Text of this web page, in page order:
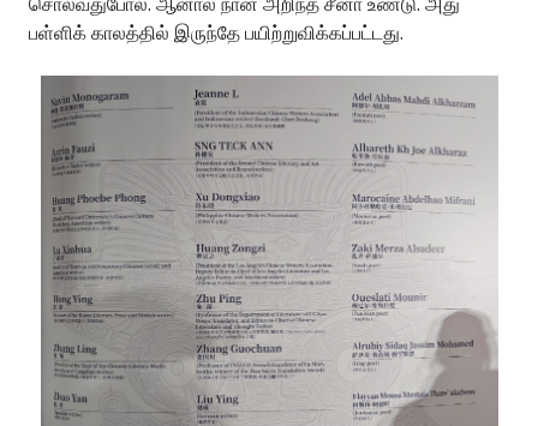
பள்ளிக் காலத்தில் இருந்தே பயிற்றுவிக்கப்பட்டது.